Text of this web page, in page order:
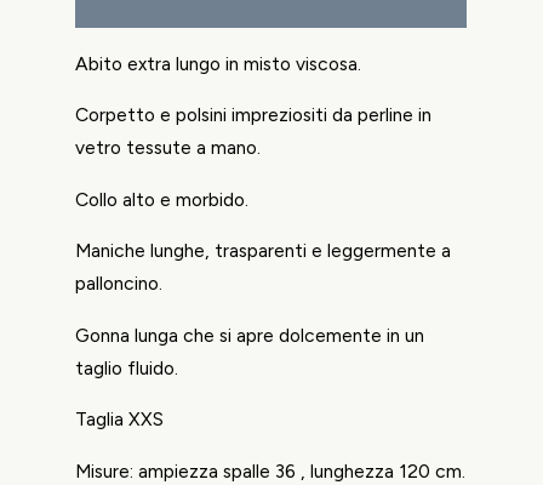
Abito extra lungo in misto viscosa.
Corpetto e polsini impreziositi da perline in
vetro tessute a mano.
Collo alto e morbido.
Maniche lunghe, trasparenti e leggermente a
palloncino.
Gonna lunga che si apre dolcemente in un
taglio fluido.
Taglia XXS
Misure: ampiezza spalle 36 , lunghezza 120 cm.